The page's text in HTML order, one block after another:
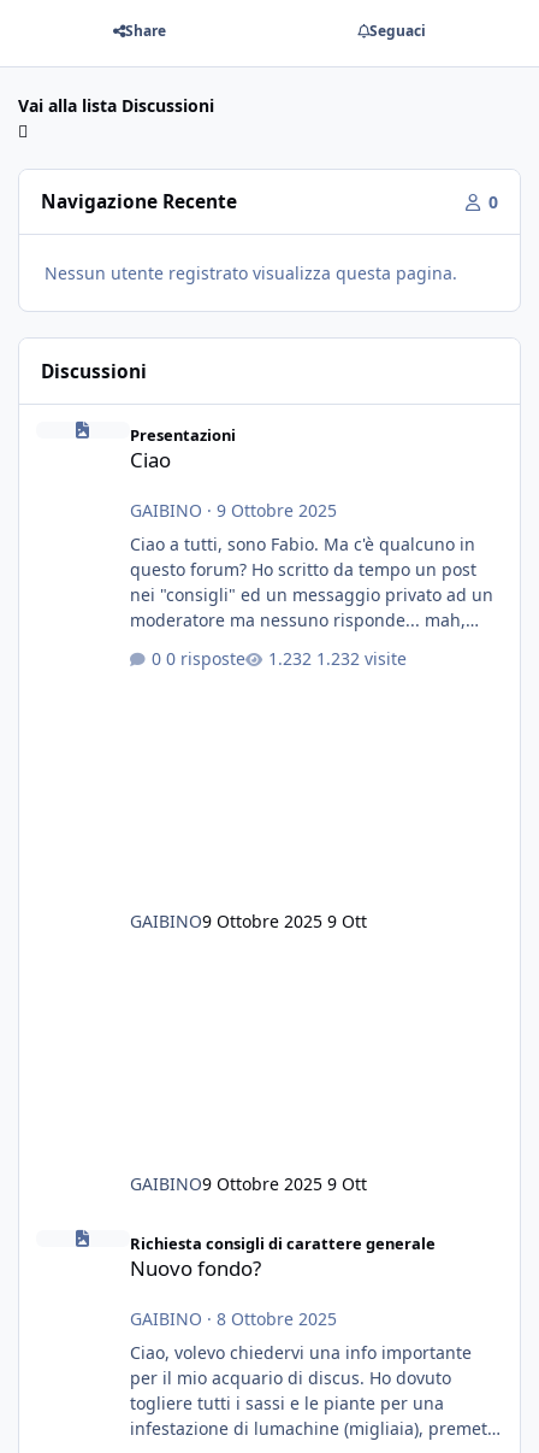
Share Seguaci
Vai alla lista Discussioni
Navigazione Recente 0
Nessun utente registrato visualizza questa pagina.
Discussioni
Presentazioni
Ciao
GAIBINO · 9 Ottobre 2025
Ciao a tutti, sono Fabio. Ma c'è qualcuno in
questo forum? Ho scritto da tempo un post
nei "consigli" ed un messaggio privato ad un
moderatore ma nessuno risponde... mah,
0 risposte 1.232 visite
GAIBINO9 Ottobre 2025 9 Ott
GAIBINO9 Ottobre 2025 9 Ott
Richiesta consigli di carattere generale
Nuovo fondo?
GAIBINO · 8 Ottobre 2025
Ciao, volevo chiedervi una info importante
per il mio acquario di discus. Ho dovuto
togliere tutti i sassi e le piante per una
infestazione di lumachine (migliaia), premetto